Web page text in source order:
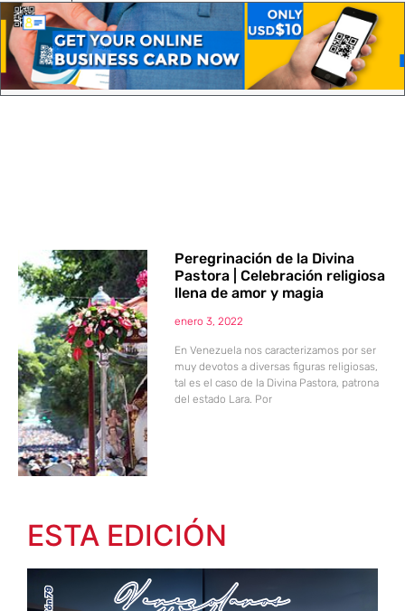
Peregrinación de la Divina
Pastora | Celebración religiosa
llena de amor y magia
enero 3, 2022
En Venezuela nos caracterizamos por ser
muy devotos a diversas figuras religiosas,
tal es el caso de la Divina Pastora, patrona
del estado Lara. Por
ESTA EDICIÓN